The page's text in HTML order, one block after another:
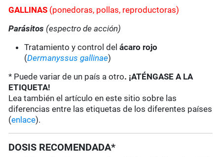
GALLINAS (ponedoras, pollas, reproductoras)
Parásitos (espectro de acción)
Tratamiento y control delácaro rojo
(Dermanyssus gallinae)
* Puede variar de un país a otro. ¡ATÉNGASE A LA
ETIQUETA!
Lea también el artículo en este sitio sobre las
diferencias entre las etiquetas de los diferentes países
(enlace).
DOSIS RECOMENDADA*